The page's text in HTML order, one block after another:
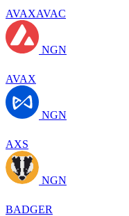
AVAXAVAC
NGN
AVAX
NGN
AXS
NGN
BADGER